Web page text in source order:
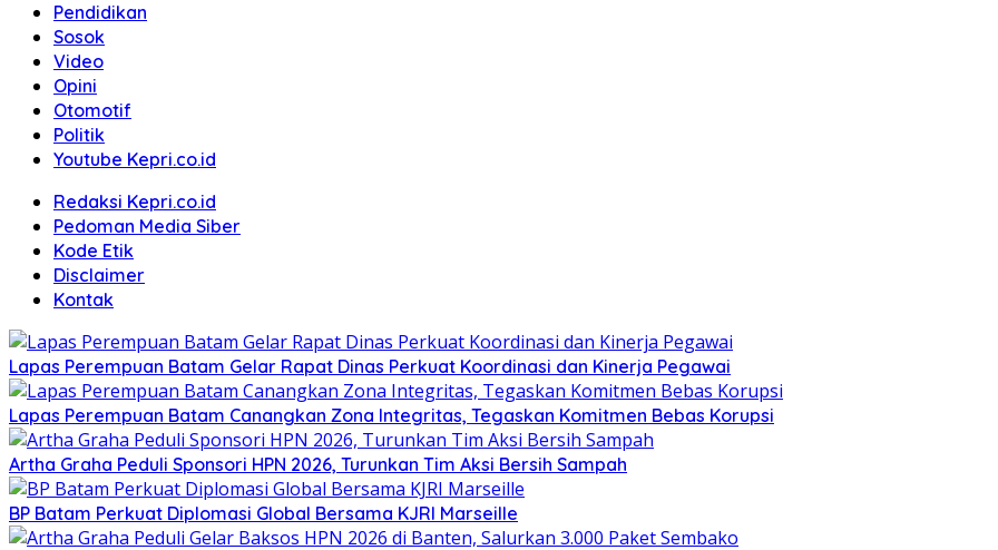
Pendidikan
Sosok
Video
Opini
Otomotif
Politik
Youtube Kepri.co.id
Redaksi Kepri.co.id
Pedoman Media Siber
Kode Etik
Disclaimer
Kontak
Lapas Perempuan Batam Gelar Rapat Dinas Perkuat Koordinasi dan Kinerja Pegawai
Lapas Perempuan Batam Canangkan Zona Integritas, Tegaskan Komitmen Bebas Korupsi
Artha Graha Peduli Sponsori HPN 2026, Turunkan Tim Aksi Bersih Sampah
BP Batam Perkuat Diplomasi Global Bersama KJRI Marseille